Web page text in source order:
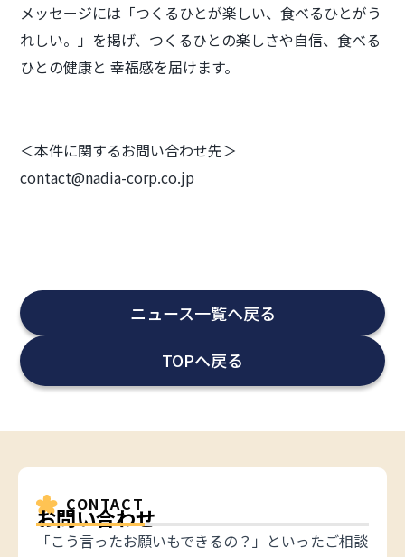
メッセージには「つくるひとが楽しい、食べるひとがう
れしい。」を掲げ、つくるひとの楽しさや自信、食べる
ひとの健康と 幸福感を届けます。
＜本件に関するお問い合わせ先＞
contact@nadia-corp.co.jp
ニュース一覧へ戻る
TOPへ戻る
CONTACT
お問い合わせ
「こう言ったお願いもできるの？」といったご相談